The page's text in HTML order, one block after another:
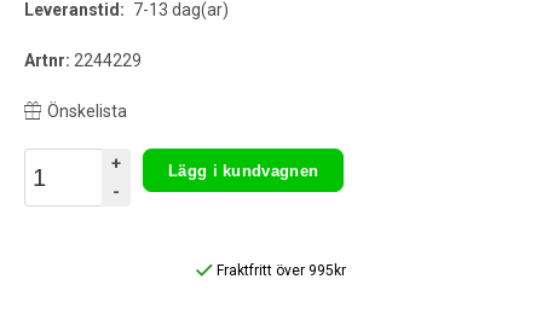
Leveranstid: 7-13 dag(ar)
Artnr: 2244229
Önskelista
+
-
Lägg i kundvagnen
Fraktfritt över 995kr